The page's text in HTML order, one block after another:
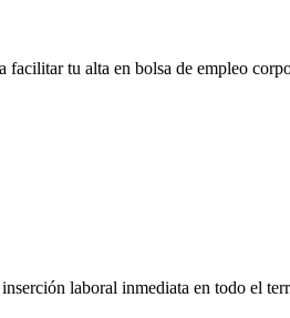
tu alta en bolsa de empleo
laboral inmediata en todo el